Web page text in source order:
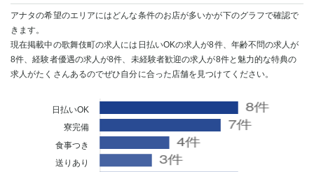
アナタの希望のエリアにはどんな条件のお店が多いかが下のグラフで確認で
きます。
現在掲載中の歌舞伎町の求人には日払いOKの求人が8件、年齢不問の求人が
8件、経験者優遇の求人が8件、未経験者歓迎の求人が8件と魅力的な特典の
求人がたくさんあるのでぜひ自分に合った店舗を見つけてください。
日払いOK
寮完備
食事つき
送りあり